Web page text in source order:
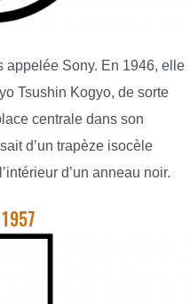
appelée Sony. En 1946, elle
Tsushin Kogyo, de sorte
centrale dans son
d’un trapèze isocèle
d’un anneau noir.